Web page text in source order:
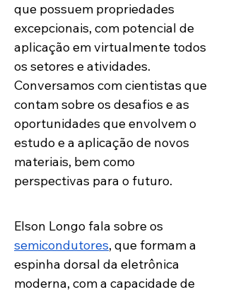
que possuem propriedades
excepcionais, com potencial de
aplicação em virtualmente todos
os setores e atividades.
Conversamos com cientistas que
contam sobre os desafios e as
oportunidades que envolvem o
estudo e a aplicação de novos
materiais, bem como
perspectivas para o futuro.
Elson Longo fala sobre os
semicondutores, que formam a
espinha dorsal da eletrônica
moderna, com a capacidade de